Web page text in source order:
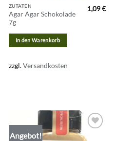
ZUTATEN
Agar Agar Schokolade
7g
1,09€
In den Warenkorb
zzgl.Versandkosten
Angebot!
Zur